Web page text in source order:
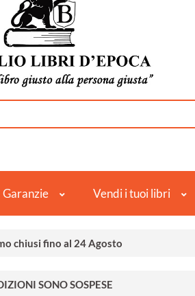
Garanzie Vendi i tuoi libri
chiusi fino al 24 Agosto
SONO SOSPESE